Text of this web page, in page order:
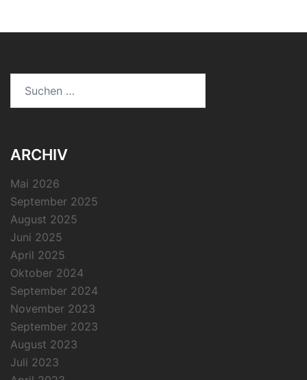
nach:
ARCHIV
Mai 2026
September 2025
August 2025
Juni 2025
April 2025
Oktober 2024
September 2024
November 2023
September 2023
August 2023
Juli 2023